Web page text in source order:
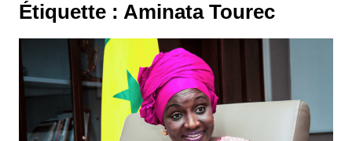
Étiquette : Aminata Tourec